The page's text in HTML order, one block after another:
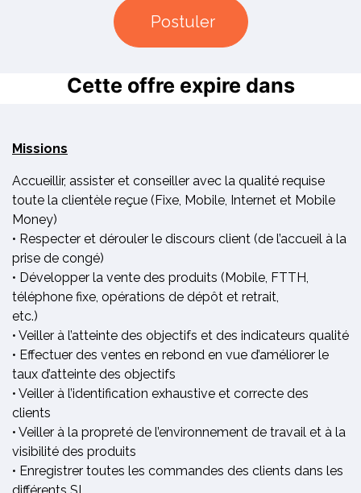
Postuler
Cette offre expire dans
Missions
Accueillir, assister et conseiller avec la qualité requise
toute la clientèle reçue (Fixe, Mobile, Internet et Mobile
Money)
• Respecter et dérouler le discours client (de l’accueil à la
prise de congé)
• Développer la vente des produits (Mobile, FTTH,
téléphone fixe, opérations de dépôt et retrait,
etc.)
• Veiller à l’atteinte des objectifs et des indicateurs qualité
• Effectuer des ventes en rebond en vue d’améliorer le
taux d’atteinte des objectifs
• Veiller à l’identification exhaustive et correcte des
clients
• Veiller à la propreté de l’environnement de travail et à la
visibilité des produits
• Enregistrer toutes les commandes des clients dans les